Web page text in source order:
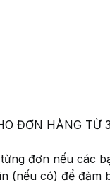
ĐƠN HÀNG
đơn nếu các
(nếu có) để